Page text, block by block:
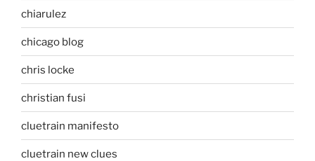
chiarulez
chicago blog
chris locke
christian fusi
cluetrain manifesto
cluetrain new clues